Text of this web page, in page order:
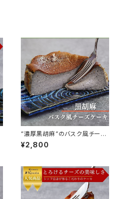
”濃厚黒胡麻”のバスク風チーズ
ケーキ
¥2,800